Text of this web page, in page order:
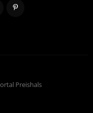
Preishals